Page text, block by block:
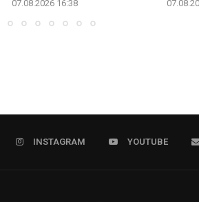
07.08.2026 16:38
INSTAGRAM YOUTUBE